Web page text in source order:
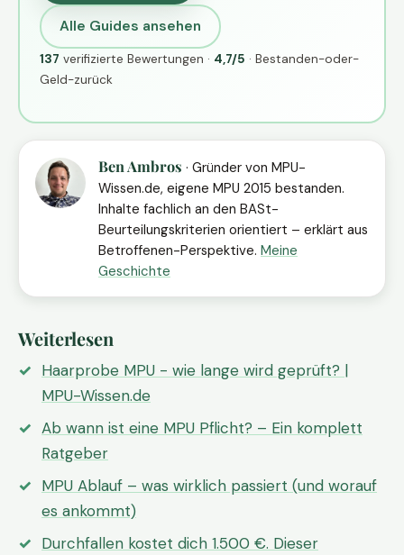
Alle Guides ansehen
137 verifizierte Bewertungen · 4,7/5 · Bestanden-oder-
Geld-zurück
Ben Ambros · Gründer von MPU-
Wissen.de, eigene MPU 2015 bestanden.
Inhalte fachlich an den BASt-
Beurteilungskriterien orientiert – erklärt aus
Betroffenen-Perspektive. Meine
Geschichte
Weiterlesen
Haarprobe MPU - wie lange wird geprüft? |
MPU-Wissen.de
Ab wann ist eine MPU Pflicht? – Ein komplett
Ratgeber
MPU Ablauf – was wirklich passiert (und worauf
es ankommt)
Durchfallen kostet dich 1.500 €. Dieser